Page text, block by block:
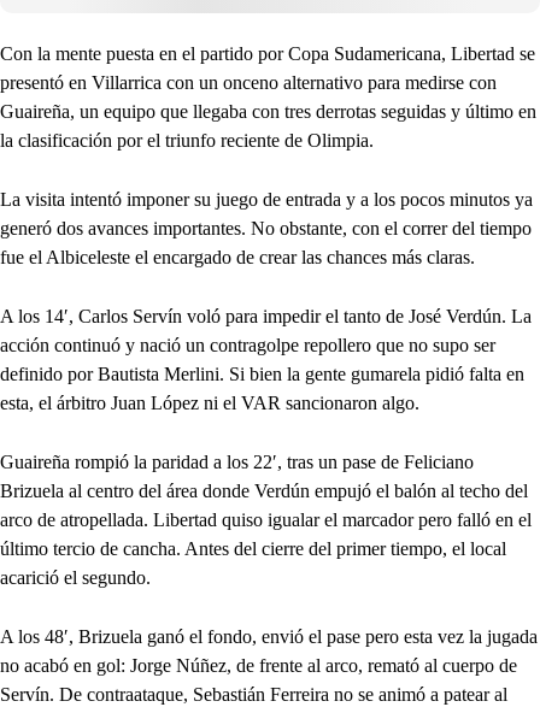
Con la mente puesta en el partido por Copa Sudamericana, Libertad se
presentó en Villarrica con un onceno alternativo para medirse con
Guaireña, un equipo que llegaba con tres derrotas seguidas y último en
la clasificación por el triunfo reciente de Olimpia.
La visita intentó imponer su juego de entrada y a los pocos minutos ya
generó dos avances importantes. No obstante, con el correr del tiempo
fue el Albiceleste el encargado de crear las chances más claras.
A los 14′, Carlos Servín voló para impedir el tanto de José Verdún. La
acción continuó y nació un contragolpe repollero que no supo ser
definido por Bautista Merlini. Si bien la gente gumarela pidió falta en
esta, el árbitro Juan López ni el VAR sancionaron algo.
Guaireña rompió la paridad a los 22′, tras un pase de Feliciano
Brizuela al centro del área donde Verdún empujó el balón al techo del
arco de atropellada. Libertad quiso igualar el marcador pero falló en el
último tercio de cancha. Antes del cierre del primer tiempo, el local
acarició el segundo.
A los 48′, Brizuela ganó el fondo, envió el pase pero esta vez la jugada
no acabó en gol: Jorge Núñez, de frente al arco, remató al cuerpo de
Servín. De contraataque, Sebastián Ferreira no se animó a patear al